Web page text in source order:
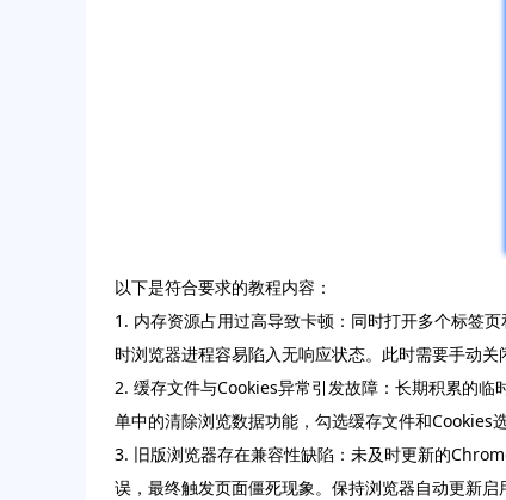
以下是符合要求的教程内容：
1. 内存资源占用过高导致卡顿：同时打开多个标签
时浏览器进程容易陷入无响应状态。此时需要手动
2. 缓存文件与Cookies异常引发故障：长期积累的
单中的清除浏览数据功能，勾选缓存文件和Cookies
3. 旧版浏览器存在兼容性缺陷：未及时更新的
误，最终触发页面僵死现象。保持浏览器自动更新启